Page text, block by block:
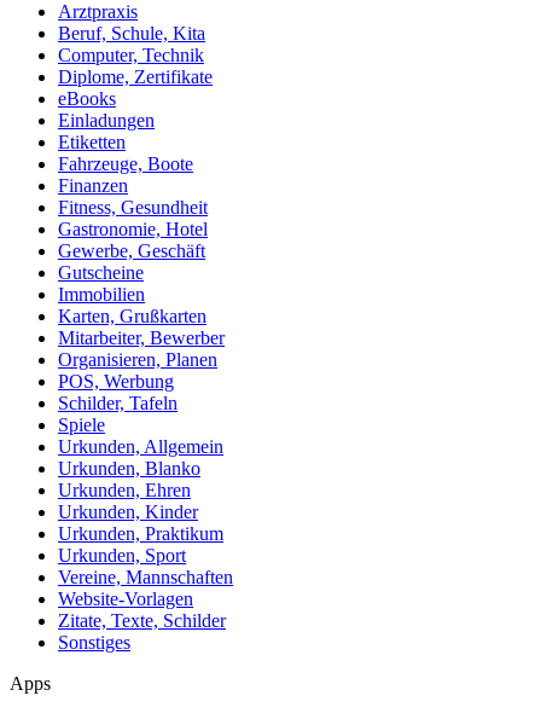
Arztpraxis
Beruf, Schule, Kita
Computer, Technik
Diplome, Zertifikate
eBooks
Einladungen
Etiketten
Fahrzeuge, Boote
Finanzen
Fitness, Gesundheit
Gastronomie, Hotel
Gewerbe, Geschäft
Gutscheine
Immobilien
Karten, Grußkarten
Mitarbeiter, Bewerber
Organisieren, Planen
POS, Werbung
Schilder, Tafeln
Spiele
Urkunden, Allgemein
Urkunden, Blanko
Urkunden, Ehren
Urkunden, Kinder
Urkunden, Praktikum
Urkunden, Sport
Vereine, Mannschaften
Website-Vorlagen
Zitate, Texte, Schilder
Sonstiges
Apps